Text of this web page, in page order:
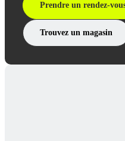
Prendre un rendez-
Trouvez un magasin